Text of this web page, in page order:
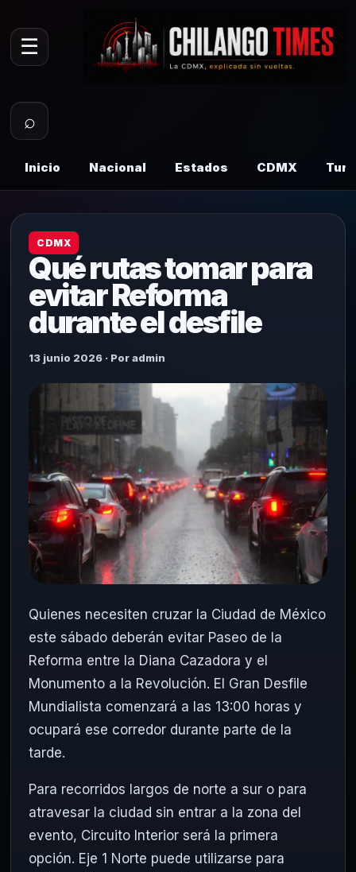
☰
⌕
Inicio Nacional Estados CDMX
CDMX
Qué rutas tomar para
evitar Reforma
durante el desfile
13 junio 2026 · Por admin
Quienes necesiten cruzar la Ciudad de México
este sábado deberán evitar Paseo de la
Reforma entre la Diana Cazadora y el
Monumento a la Revolución. El Gran Desfile
Mundialista comenzará a las 13:00 horas y
ocupará ese corredor durante parte de la
tarde.
Para recorridos largos de norte a sur o para
atravesar la ciudad sin entrar a la zona del
evento, Circuito Interior será la primera
opción. Eje 1 Norte puede utilizarse para